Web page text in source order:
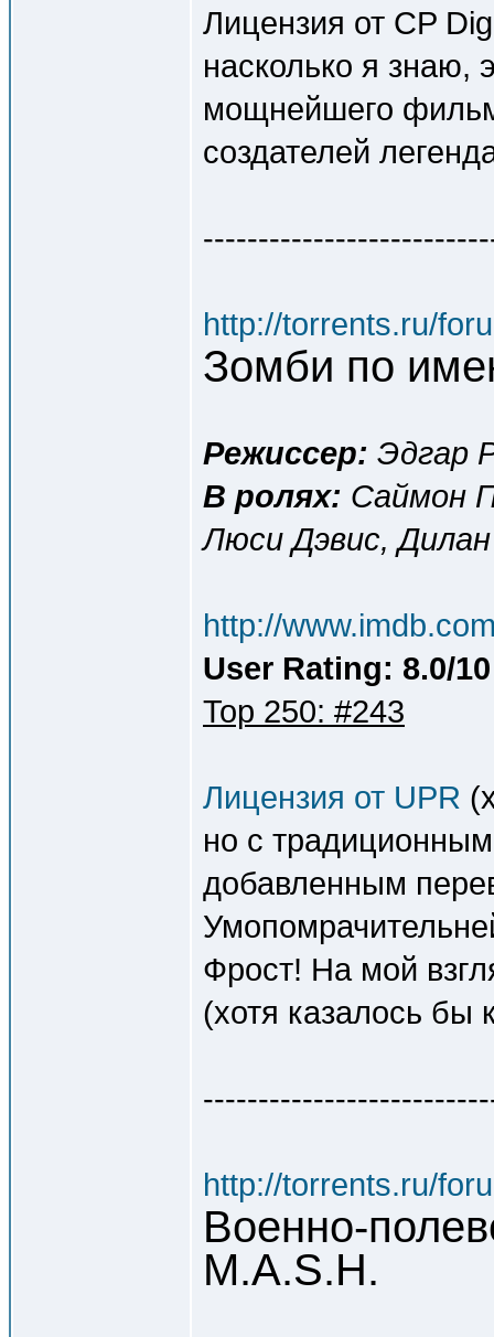
Лицензия от CP
насколько я знаю,
мощнейшего
создателей
http://torrents.ru/
Зомби по
Режиссер: Эдгар
В ролях: Саймон
Люси Дэвис,
http://
User Rating: 8.0/10
Top 250: #243
Лицензия от UPR
но с
добавленным
Фрост! На мой
(хотя казалось бы
http://torrents.ru/
Военно-
M.A.S.H.